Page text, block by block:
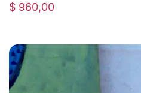
$ 960,00